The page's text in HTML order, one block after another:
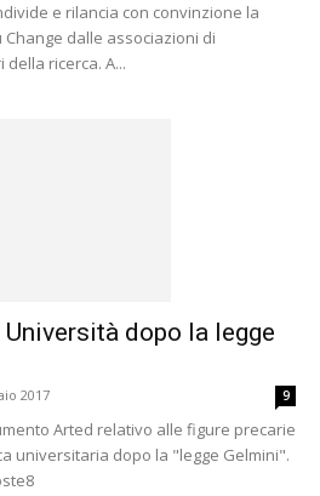
e rilancia con convinzione la
dalle associazioni di
ricerca. A...
dopo la legge
2017 9
Arted relativo alle figure precarie
universitaria dopo la "legge Gelmini".